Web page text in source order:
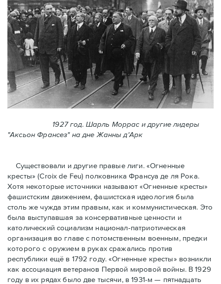
1927 год. Шарль Моррас и другие лидеры
"Аксьон Франсез" на дне Жанны д'Арк
Существовали и другие правые лиги. «Огненные
кресты» (Croix de Feu) полковника Франсуа де ля Рока.
Хотя некоторые источники называют «Огненные крeсты»
фашистским движением, фашистская идеология была
столь же чужда этим правым, как и коммунистическая. Это
была выступавшая за консервативные ценности и
католический социализм национал-патриотическая
организация во главе с потомственным военным, предки
которого с оружием в руках сражались против
республики ещё в 1792 году. «Огненные кресты» возникли
как ассоциация ветеранов Первой мировой войны. В 1929
году в их рядах было две тысячи, в 1931-м — пятнадцать